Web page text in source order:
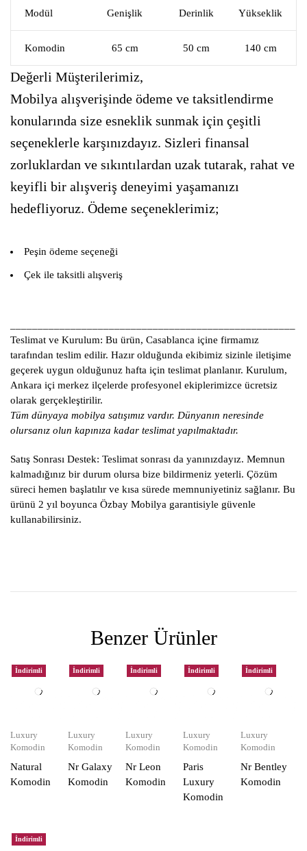
Modül Genişlik Derinlik Yükseklik
Komodin 65 cm 50 cm 140 cm
Değerli Müşterilerimiz,
Mobilya alışverişinde ödeme ve taksitlendirme
konularında size esneklik sunmak için çeşitli
seçeneklerle karşınızdayız. Sizleri finansal
zorluklardan ve sıkıntılardan uzak tutarak, rahat ve
keyifli bir alışveriş deneyimi yaşamanızı
hedefliyoruz. Ödeme seçeneklerimiz;
Peşin ödeme seçeneği
Çek ile taksitli alışveriş
Teslimat ve Kurulum: Bu ürün, Casablanca içine firmamız
tarafından teslim edilir. Hazır olduğunda ekibimiz sizinle iletişime
geçerek uygun olduğunuz hafta için teslimat planlanır. Kurulum,
Ankara içi merkez ilçelerde profesyonel ekiplerimizce ücretsiz
olarak gerçekleştirilir.
Tüm dünyaya mobilya satışımız vardır. Dünyanın neresinde
olursanız olun kapınıza kadar teslimat yapılmaktadır.
Satış Sonrası Destek: Teslimat sonrası da yanınızdayız. Memnun
kalmadığınız bir durum olursa bize bildirmeniz yeterli. Çözüm
süreci hemen başlatılır ve kısa sürede memnuniyetiniz sağlanır. Bu
ürünü 2 yıl boyunca Özbay Mobilya garantisiyle güvenle
kullanabilirsiniz.
Benzer Ürünler
İndirimli
Luxury
Komodin
Natural
Komodin
İndirimli
Luxury
Komodin
Nr Galaxy
Komodin
İndirimli
Luxury
Komodin
Nr Leon
Komodin
İndirimli
Luxury
Komodin
Paris
Luxury
Komodin
İndirimli
Luxury
Komodin
Nr Bentley
Komodin
İndirimli